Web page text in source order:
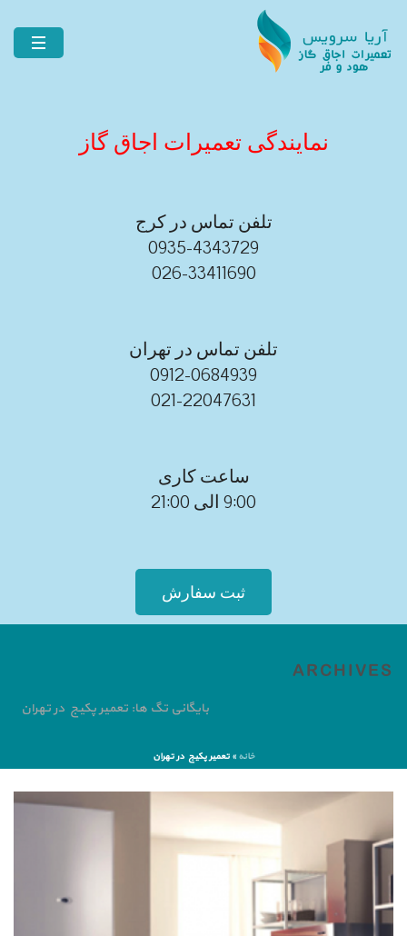
نمایندگی تعمیرات اجاق گاز
تلفن تماس در کرج
0935-4343729
026-33411690
تلفن تماس در تهران
0912-0684939
021-22047631
ساعت کاری
9:00 الی 21:00
ثبت سفارش
ARCHIVES
بایگانی تگ ها: تعمیر پکیج در تهران
خانه » تعمیر پکیج در تهران